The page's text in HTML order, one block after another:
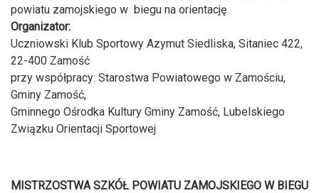
powiatu zamojskiego w biegu na orientację
Organizator:
Uczniowski Klub Sportowy Azymut Siedliska, Sitaniec 422,
22-400 Zamość
przy współpracy: Starostwa Powiatowego w Zamościu,
Gminy Zamość,
Gminnego Ośrodka Kultury Gminy Zamość, Lubelskiego
Związku Orientacji Sportowej
MISTRZOSTWA SZKÓŁ POWIATU ZAMOJSKIEGO W BIEGU